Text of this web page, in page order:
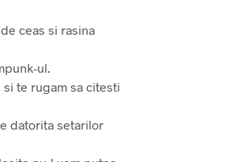
ceas si rasina
ul.
te rugam sa citesti
datorita setarilor